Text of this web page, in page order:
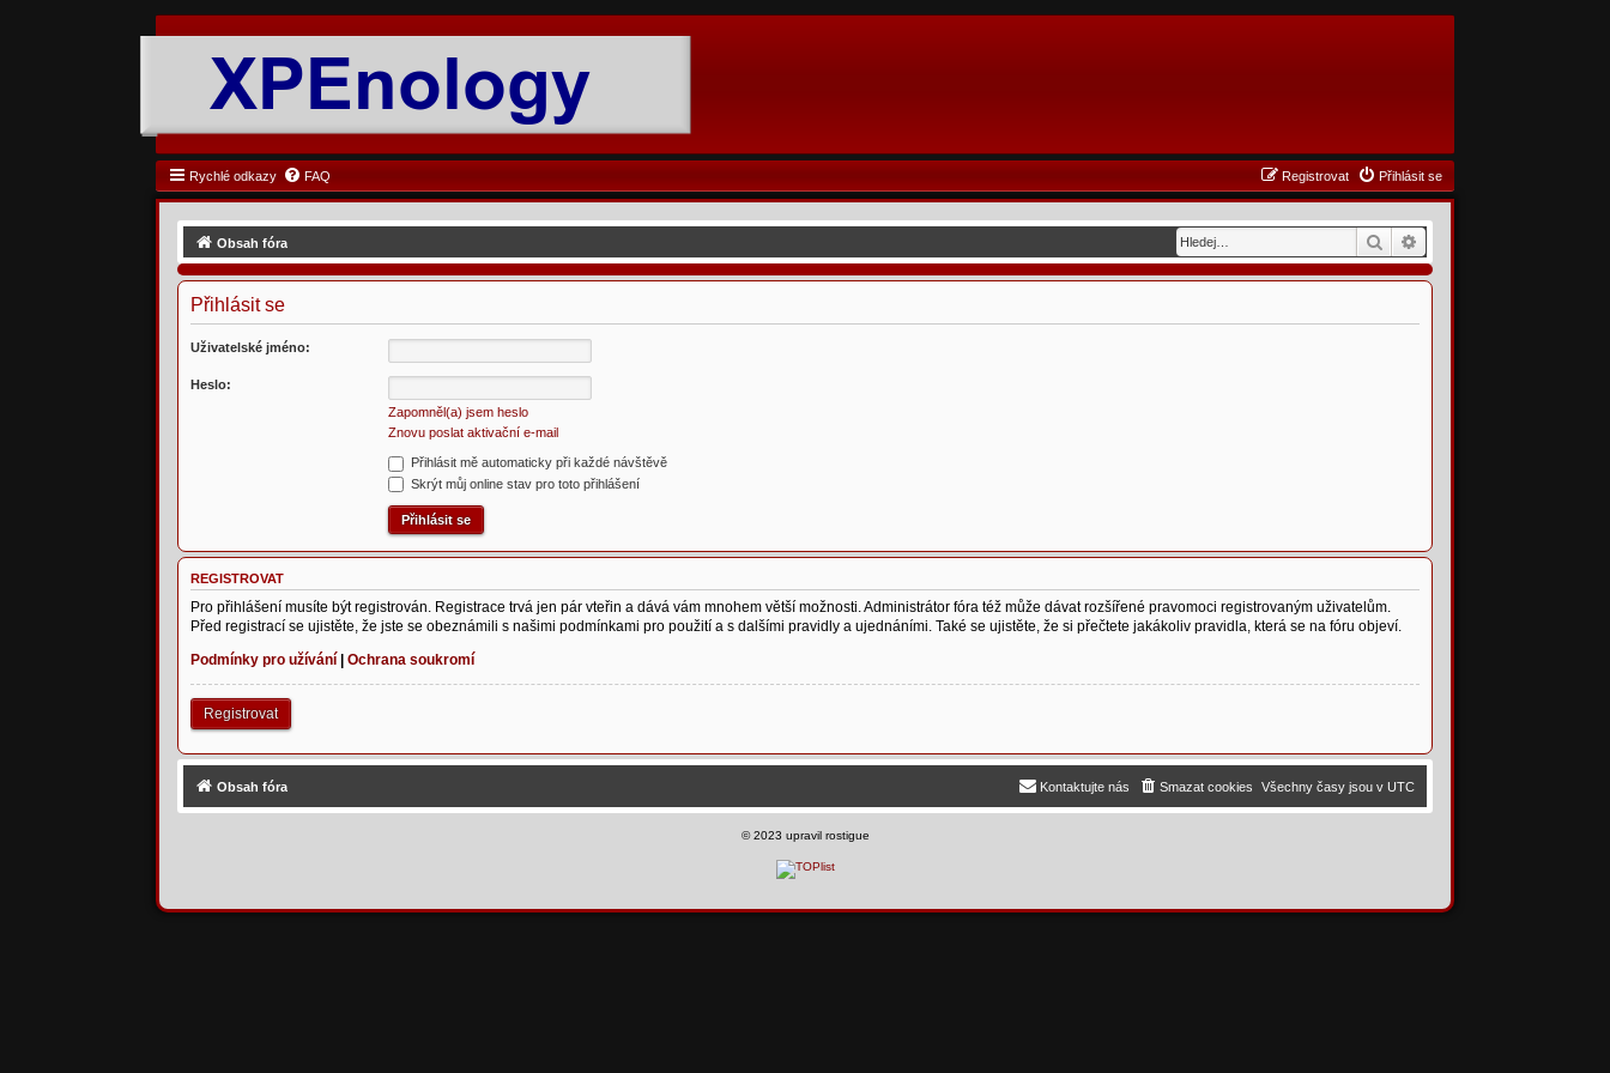
Rychlé odkazy FAQ Přihlásit se
Registrovat
Hledat
Obsah fóra
Přihlásit se
Uživatelské jméno:
Heslo:
Zapomněl(a) jsem heslo
Znovu poslat aktivační e-mail
Přihlásit mě automaticky při každé návštěvě
Skrýt můj online stav pro toto přihlášení
REGISTROVAT
Pro přihlášení musíte být registrován. Registrace trvá jen pár vteřin a dává vám mnohem větší možnosti. Administrátor fóra též může dávat rozšířené pravomoci registrovaným uživatelům.
Před registrací se ujistěte, že jste se obeznámili s našimi podmínkami pro použití a s dalšími pravidly a ujednáními. Také se ujistěte, že si přečtete jakákoliv pravidla, která se na fóru objeví.
Podmínky pro užívání| Ochrana soukromí
Registrovat
Obsah fóra Všechny časy jsou vUTC
Smazat cookies
Kontaktujte nás
©2023 upravil rostigue